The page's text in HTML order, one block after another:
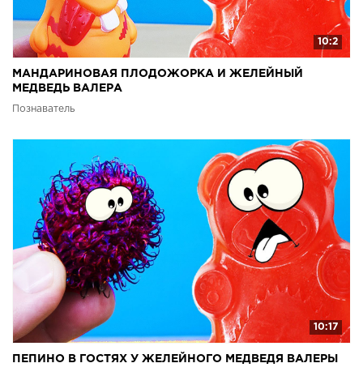
10:2
МАНДАРИНОВАЯ ПЛОДОЖОРКА И ЖЕЛЕЙНЫЙ
МЕДВЕДЬ ВАЛЕРА
Познаватель
10:17
ПЕПИНО В ГОСТЯХ У ЖЕЛЕЙНОГО МЕДВЕДЯ ВАЛЕРЫ